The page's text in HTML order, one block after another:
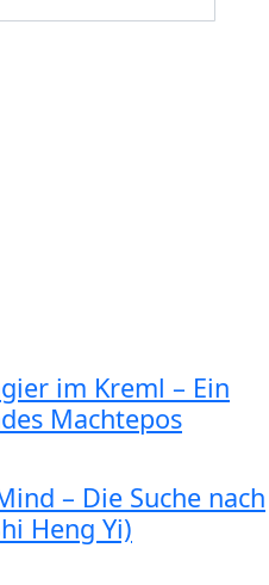
im Kreml – Ein
Machtepos
– Die Suche nach
Heng Yi)